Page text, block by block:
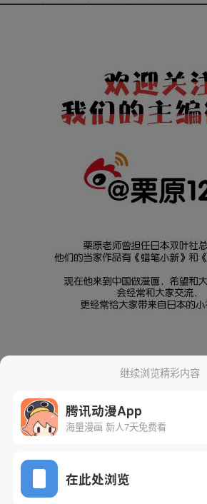
下一话
继续浏览精彩内容
腾讯动漫App
海量漫画 新人7天免费看
在此处浏览